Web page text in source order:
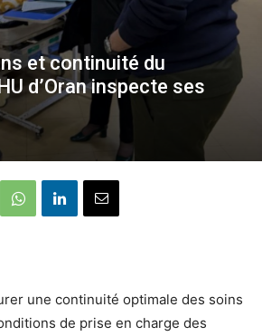
et continuité du
d’Oran inspecte ses
une continuité optimale des soins
de prise en charge des